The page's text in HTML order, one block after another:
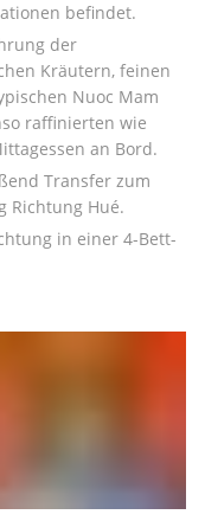
befindet.
der
Kräutern, feinen
Nuoc Mam
raffinierten wie
an Bord.
Transfer zum
Richtung Hué.
in einer 4-Bett-